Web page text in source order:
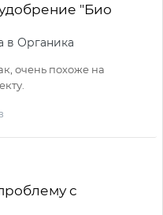
"Био
в Органика
очень похоже на
с